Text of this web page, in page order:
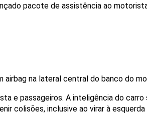
pacote de assistência ao
na lateral central do banco do
e passageiros. A inteligência do
colisões, inclusive ao virar à